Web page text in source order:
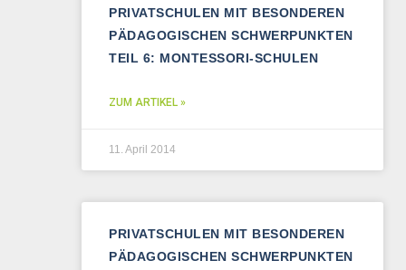
PRIVATSCHULEN MIT BESONDEREN
PÄDAGOGISCHEN SCHWERPUNKTEN
TEIL 6: MONTESSORI-SCHULEN
ZUM ARTIKEL »
11. April 2014
PRIVATSCHULEN MIT BESONDEREN
PÄDAGOGISCHEN SCHWERPUNKTEN